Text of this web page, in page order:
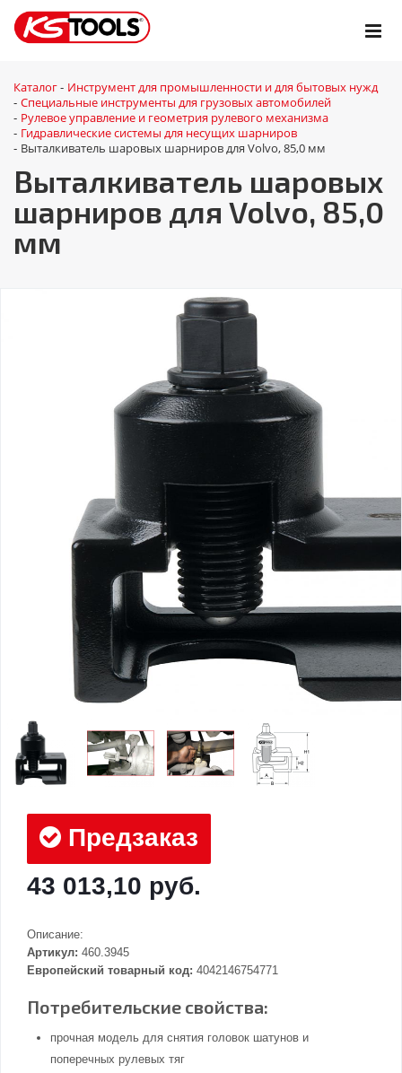
Каталог - Инструмент для промышленности и для бытовых нужд
- Специальные инструменты для грузовых автомобилей
- Рулевое управление и геометрия рулевого механизма
- Гидравлические системы для несущих шарниров
- Выталкиватель шаровых шарниров для Volvo, 85,0 мм
Выталкиватель шаровых
шарниров для Volvo, 85,0
мм
Предзаказ
43 013,10 руб.
Описание:
Артикул: 460.3945
Европейский товарный код: 4042146754771
Потребительские свойства:
прочная модель для снятия головок шатунов и
поперечных рулевых тяг